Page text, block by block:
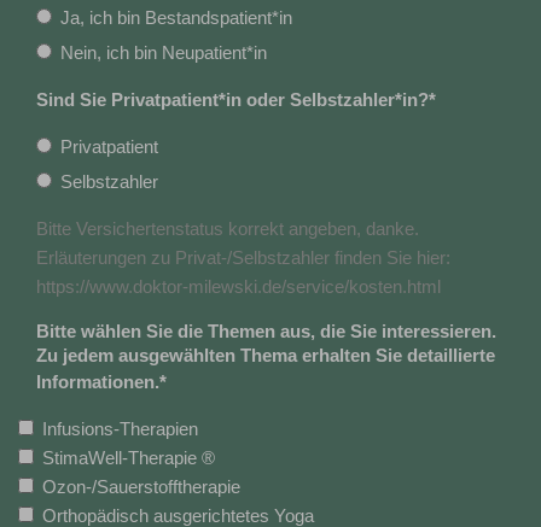
Ja, ich bin Bestandspatient*in
Nein, ich bin Neupatient*in
Sind Sie Privatpatient*in oder Selbstzahler*in?*
Privatpatient
Selbstzahler
Bitte Versichertenstatus korrekt angeben, danke.
Erläuterungen zu Privat-/Selbstzahler finden Sie hier:
https://www.doktor-milewski.de/service/kosten.html
Bitte wählen Sie die Themen aus, die Sie interessieren.
Zu jedem ausgewählten Thema erhalten Sie detaillierte
Informationen.*
Infusions-Therapien
StimaWell-Therapie ®
Ozon-/Sauerstofftherapie
Orthopädisch ausgerichtetes Yoga